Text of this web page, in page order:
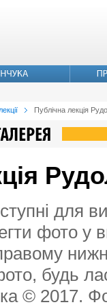
Публічна лекція
для
фото у
будь
© 2017.